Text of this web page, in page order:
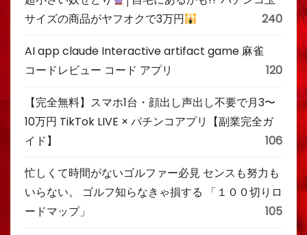
サイズの商品がヤフオクで3万円
240
AI app claude Interactive artifact game 麻雀
コードレビュー コード アプリ
120
【完全無料】スマホ1台・顔出し声出し不要で月3〜
10万円 TikTok LIVE × パチンコアプリ【副業完全ガ
イド】
106
忙しくて時間がないゴルファー必見 センスも努力も
いらない。 ゴルフ知らなきゃ損する 「１００切りロ
ードマップ」
105